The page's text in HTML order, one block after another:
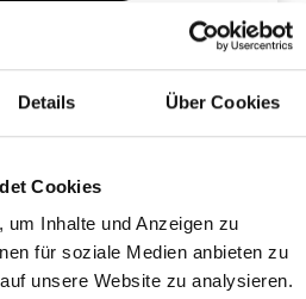
Details Über Cookies
Cookies
Inhalte und Anzeigen zu
für soziale Medien anbieten zu
unsere Website zu analysieren.
21.680,00€
MwSt. nicht ausweisbar